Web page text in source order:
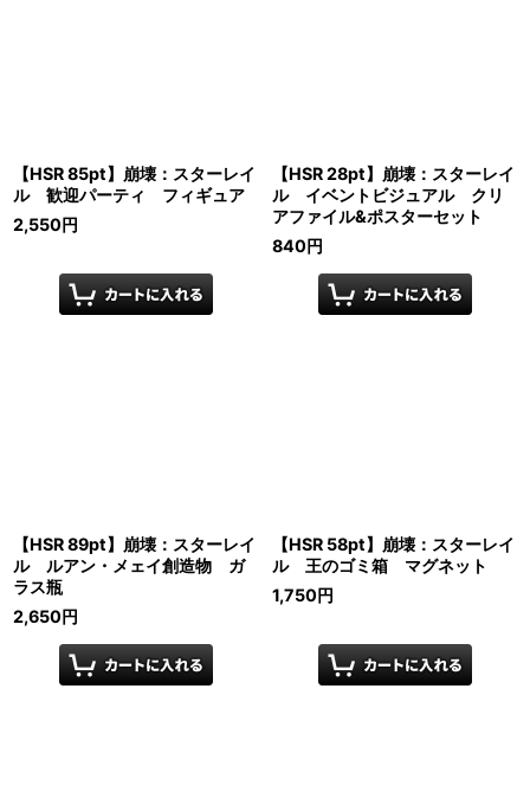
【HSR 85pt】崩壊：スターレイ
ル 歓迎パーティ フィギュア
2,550円
【HSR 28pt】崩壊：スターレイ
ル イベントビジュアル クリ
アファイル&ポスターセット
840円
【HSR 89pt】崩壊：スターレイ
ル ルアン・メェイ創造物 ガ
ラス瓶
2,650円
【HSR 58pt】崩壊：スターレイ
ル 王のゴミ箱 マグネット
1,750円